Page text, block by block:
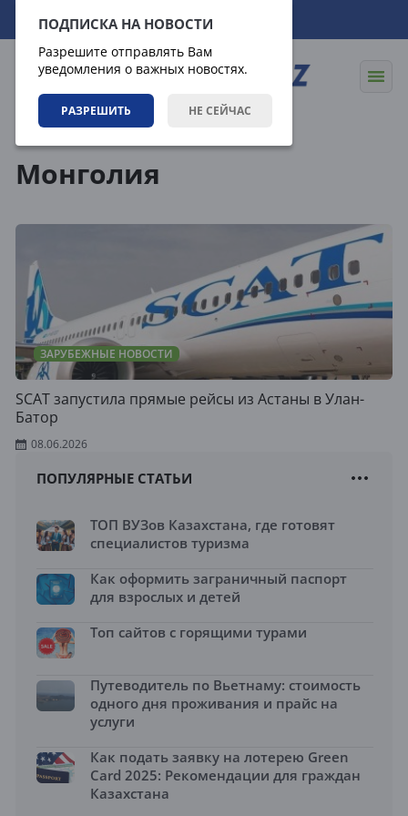
ПОДПИСКА НА НОВОСТИ
Разрешите отправлять Вам
уведомления о важных новостях.
РАЗРЕШИТЬ НЕ СЕЙЧАС
09.08.2026 14:10:49
Монголия
ЗАРУБЕЖНЫЕ НОВОСТИ
SCAT запустила прямые рейсы из Астаны в Улан-
Батор
08.06.2026
ПОПУЛЯРНЫЕ СТАТЬИ
ТОП ВУЗов Казахстана, где готовят
специалистов туризма
Как оформить заграничный паспорт
для взрослых и детей
Топ сайтов с горящими турами
Путеводитель по Вьетнаму: стоимость
одного дня проживания и прайс на
услуги
Как подать заявку на лотерею Green
Card 2025: Рекомендации для граждан
Казахстана